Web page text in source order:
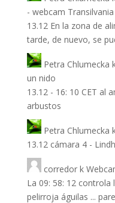
- webcam Transilvania
13.12 En la zona de
tarde, de nuevo, se
Petra Chlumecka
un nido
13.12 - 16: 10 CET al
arbustos
Petra Chlumecka
13.12 cámara 4 -
corredork
La 09: 58: 12
pelirroja águilas ...